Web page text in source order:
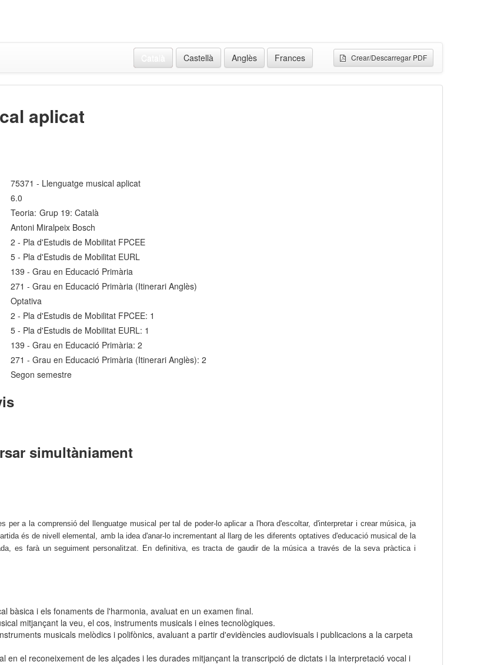
Crear/Descarregar PDF
Castellà Anglès Frances
aplicat
75371 - Llenguatge musical aplicat
6.0
Teoria: Grup 19: Català
Antoni Miralpeix Bosch
2 - Pla d'Estudis de Mobilitat FPCEE
5 - Pla d'Estudis de Mobilitat EURL
139 - Grau en Educació Primària
271 - Grau en Educació Primària (Itinerari Anglès)
Optativa
2 - Pla d'Estudis de Mobilitat FPCEE: 1
5 - Pla d'Estudis de Mobilitat EURL: 1
139 - Grau en Educació Primària: 2
271 - Grau en Educació Primària (Itinerari Anglès): 2
Segon semestre
simultàniament
per a la comprensió del llenguatge musical per tal de poder-lo aplicar a l'hora d'escoltar, d'interpretar i crear música, ja
és de nivell elemental, amb la idea d'anar-lo incrementant al llarg de les diferents optatives d'educació musical de la
es farà un seguiment personalitzat. En definitiva, es tracta de gaudir de la música a través de la seva pràctica i
bàsica i els fonaments de l'harmonia, avaluat en un examen final.
mitjançant la veu, el cos, instruments musicals i eines tecnològiques.
musicals melòdics i polifònics, avaluant a partir d'evidències audiovisuals i publicacions a la carpeta
en el reconeixement de les alçades i les durades mitjançant la transcripció de dictats i la interpretació vocal i